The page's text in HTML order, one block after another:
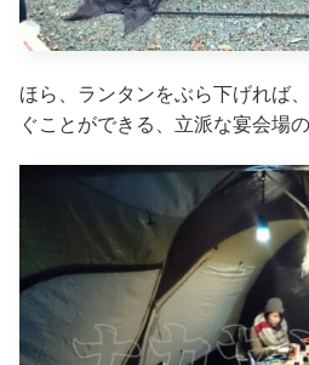
ほら、ランタンをぶら下げれば
ぐことができる、立派な宴会場の